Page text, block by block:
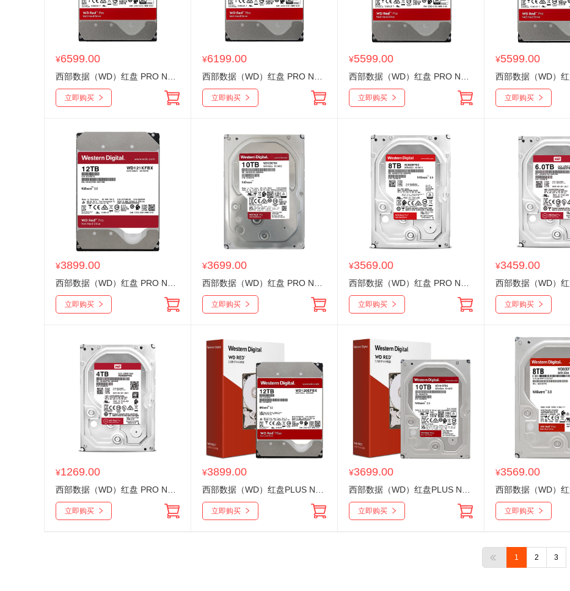
¥6599.00
立即购买
¥6199.00
立即购买
¥5599.00
立即购买
¥5599.00
立即购买
¥3899.00
立即购买
¥3699.00
立即购买
¥3569.00
立即购买
¥3459.00
立即购买
¥1269.00
立即购买
¥3899.00
立即购买
¥3699.00
立即购买
¥3569.00
立即购买
1 2 3